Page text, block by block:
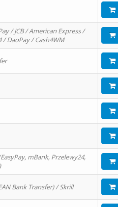
/ JCB / American Express /
DaoPay / Cash4WM
mBank, Przelewy24,
Bank Transfer) / Skrill